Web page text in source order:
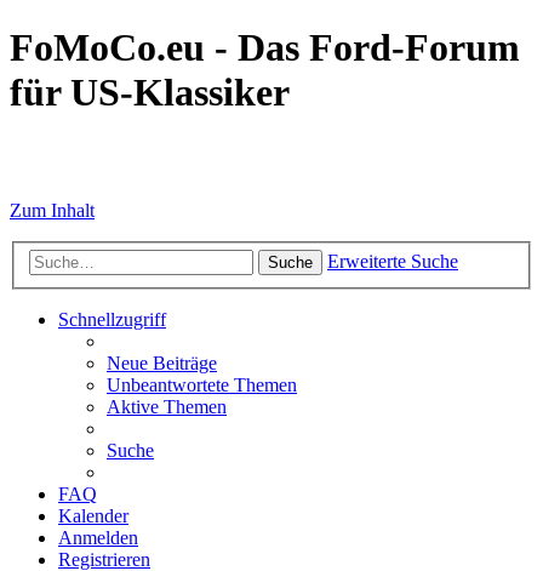
FoMoCo.eu - Das Ford-Forum
für US-Klassiker
Zum Inhalt
Suche Erweiterte Suche
Schnellzugriff
Neue Beiträge
Unbeantwortete Themen
Aktive Themen
Suche
FAQ
Kalender
Anmelden
Registrieren